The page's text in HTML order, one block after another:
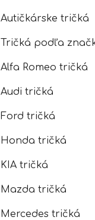
Autičkárske tričká
Tričká podľa
Alfa Romeo tričká
Audi tričká
Ford tričká
Honda tričká
KIA tričká
Mazda tričká
Mercedes tričká